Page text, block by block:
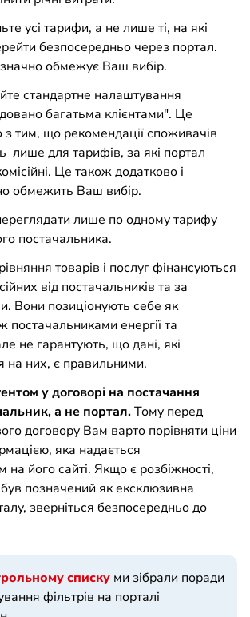
усі тарифи, а не лише ті, на які
безпосередньо через портал.
обмежує Ваш вибір.
стандартне налаштування
багатьма клієнтами". Це
з тим, що рекомендації споживачів
лише для тарифів, за які портал
Це також додатково і
обмежить Ваш вибір.
лише по одному тарифу
постачальника.
товарів і послуг фінансуються
від постачальників та за
Вони позиціонують себе як
постачальниками енергії та
не гарантують, що дані, які
на них, є правильними.
у договорі на постачання
а не портал.Тому перед
договору Вам варто порівняти ціни
яка надається
на його сайті. Якщо є розбіжності,
позначений як ексклюзивна
зверніться безпосередньо до
списку ми зібрали поради
фільтрів на порталі